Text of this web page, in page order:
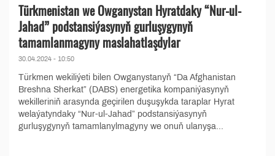
Türkmenistan we Owganystan Hyratdaky “Nur-ul-
Jahad” podstansiýasynyň gurluşygynyň
tamamlanmagyny maslahatlaşdylar
30.04.2024 - 10:50
Türkmen wekiliýeti bilen Owganystanyň “Da Afghanistan
Breshna Sherkat” (DABS) energetika kompaniýasynyň
wekilleriniň arasynda geçirilen duşuşykda taraplar Hyrat
welaýatyndaky “Nur-ul-Jahad” podstansiýasynyň
gurluşygynyň tamamlanylmagyny we onuň ulanyşa...